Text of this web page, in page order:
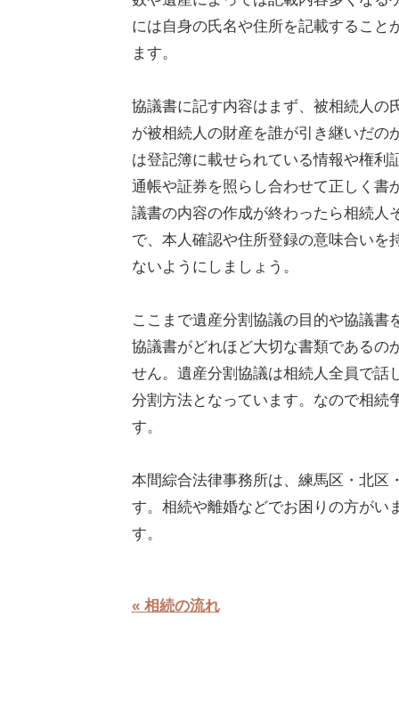
には自身の氏名や住所を記載すること
ます。
協議書に記す内容はまず、被相続人の
が被相続人の財産を誰が引き継いだの
は登記簿に載せられている情報や権利
通帳や証券を照らし合わせて正しく書
議書の内容の作成が終わったら相続人
で、本人確認や住所登録の意味合いを
ないようにしましょう。
ここまで遺産分割協議の目的や協議
協議書がどれほど大切な書類であるの
せん。遺産分割協議は相続人全員で話
分割方法となっています。なので相続
す。
本間綜合法律事務所は、練馬区・北区
す。相続や離婚などでお困りの方がい
す。
« 相続の流れ